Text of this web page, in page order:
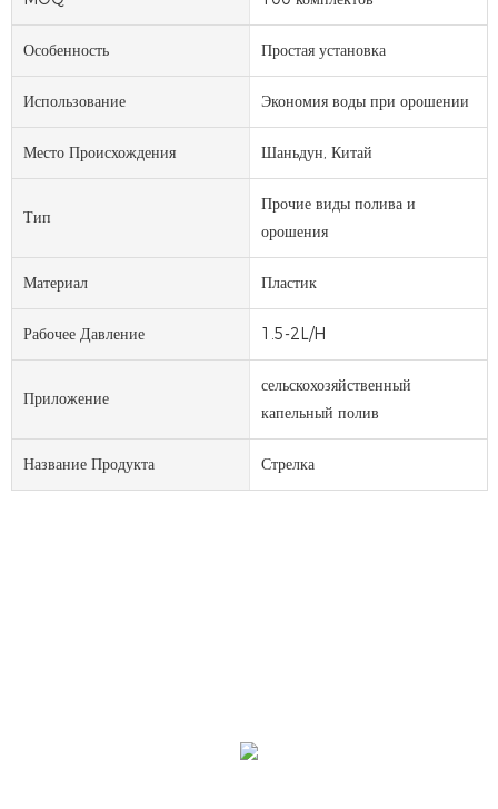
Особенность Простая установка
Использование Экономия воды при орошении
Место Происхождения Шаньдун, Китай
Тип
Прочие виды полива и
орошения
Материал Пластик
Рабочее Давление 1.5-2L/H
Приложение
сельскохозяйственный
капельный полив
Название Продукта Стрелка